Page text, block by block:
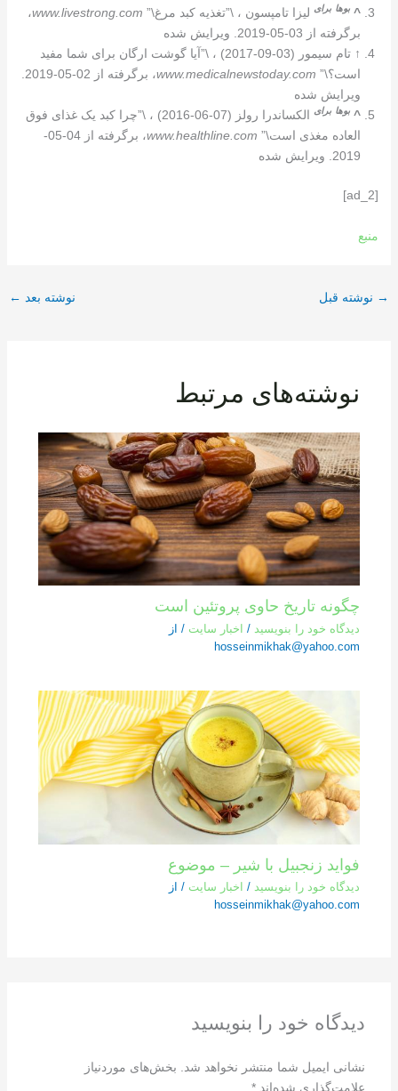
^ بوها برای لیزا تامپسون ، \”تغذیه کبد مرغ\” www.livestrong.com،
برگرفته از 03-05-2019. ویرایش شده
↑
تام سیمور (03-09-2017) ، \”آیا گوشت ارگان برای شما مفید
است؟\” www.medicalnewstoday.com
ویرایش شده
^ بوها برای
الکساندرا رولز (07-06-2016) ، \”چرا کبد یک غذای فوق
العاده مغذی است\” www.healthline.com
، برگرفته از 04-05-
2019. ویرایش شده
[ad_2]
منبع
→ نوشته قبل نوشته بعد ←
نوشته‌های مرتبط
چگونه تاریخ حاوی پروتئین است
دیدگاه‌ خود را بنویسید / اخبار سایت / از
hosseinmikhak@yahoo.com
فواید زنجبیل با شیر – موضوع
دیدگاه‌ خود را بنویسید / اخبار سایت / از
hosseinmikhak@yahoo.com
دیدگاه‌ خود را بنویسید
نشانی ایمیل شما منتشر نخواهد شد.
بخش‌های موردنیاز
علامت‌گذاری شده‌اند*